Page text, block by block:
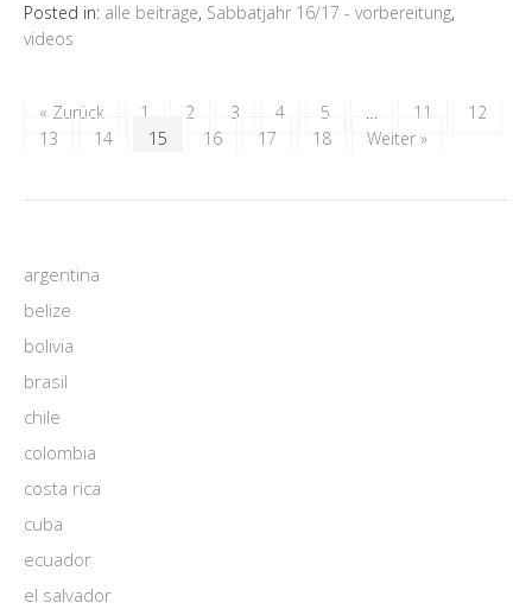
Posted in: alle beiträge, Sabbatjahr 16/17 - vorbereitung,
videos
« Zurück 1 2 3 4 5 … 11
12
13
14 15 16 17 18 Weiter »
argentina
belize
bolivia
brasil
chile
colombia
costa rica
cuba
ecuador
el salvador